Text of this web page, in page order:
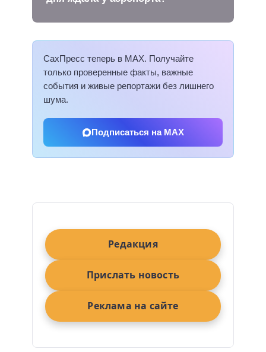
СахПресс теперь в MAX. Получайте
только проверенные факты, важные
события и живые репортажи без лишнего
шума.
Подписаться на MAX
Редакция
Прислать новость
Реклама на сайте